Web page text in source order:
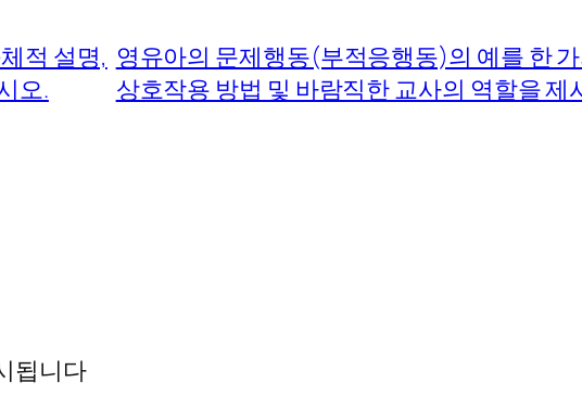
적 설명,
오.
영유아의 문제행동(부적응행동)의 예를 한
상호작용 방법 및 바람직한 교사의 역할을 제
됩니다